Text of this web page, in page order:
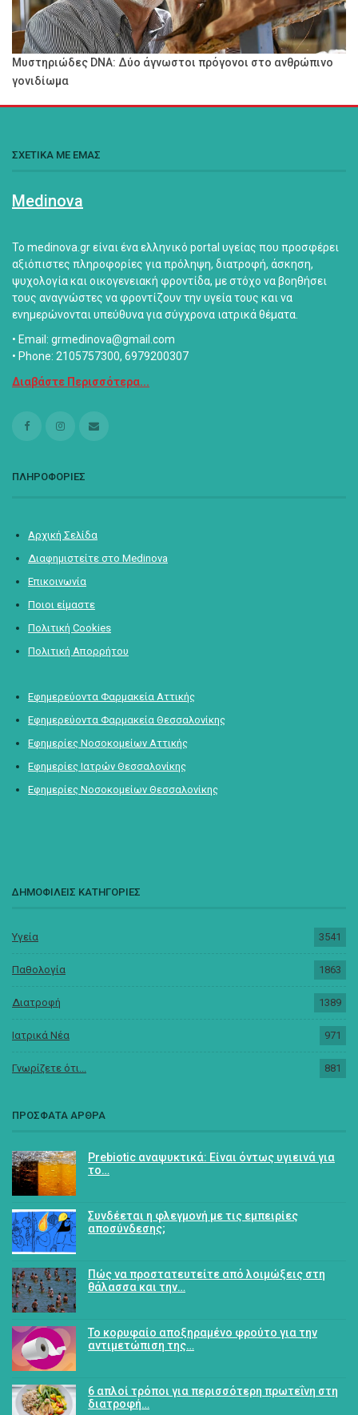
Μυστηριώδες DNA: Δύο άγνωστοι πρόγονοι στο ανθρώπινο
γονιδίωμα
ΣΧΕΤΙΚΑ ΜΕ ΕΜΑΣ
Medinova
Το medinova.gr είναι ένα ελληνικό portal υγείας που προσφέρει
αξιόπιστες πληροφορίες για πρόληψη, διατροφή, άσκηση,
ψυχολογία και οικογενειακή φροντίδα, με στόχο να βοηθήσει
τους αναγνώστες να φροντίζουν την υγεία τους και να
ενημερώνονται υπεύθυνα για σύγχρονα ιατρικά θέματα.
• Email: grmedinova@gmail.com
• Phone: 2105757300, 6979200307
Διαβάστε Περισσότερα...
ΠΛΗΡΟΦΟΡΙΕΣ
Αρχική Σελίδα
Διαφημιστείτε στο Medinova
Επικοινωνία
Ποιοι είμαστε
Πολιτική Cookies
Πολιτική Απορρήτου
Εφημερεύοντα Φαρμακεία Αττικής
Εφημερεύοντα Φαρμακεία Θεσσαλονίκης
Εφημερίες Νοσοκομείων Αττικής
Εφημερίες Ιατρών Θεσσαλονίκης
Εφημερίες Νοσοκομείων Θεσσαλονίκης
ΔΗΜΟΦΙΛΕΙΣ ΚΑΤΗΓΟΡΙΕΣ
Υγεία 3541
Παθολογία 1863
Διατροφή 1389
Ιατρικά Νέα 971
Γνωρίζετε ότι... 881
ΠΡΟΣΦΑΤΑ ΑΡΘΡΑ
Prebiotic αναψυκτικά: Είναι όντως υγιεινά για
το…
Συνδέεται η φλεγμονή με τις εμπειρίες
αποσύνδεσης;
Πώς να προστατευτείτε από λοιμώξεις στη
θάλασσα και την…
Το κορυφαίο αποξηραμένο φρούτο για την
αντιμετώπιση της…
6 απλοί τρόποι για περισσότερη πρωτεΐνη στη
διατροφή…